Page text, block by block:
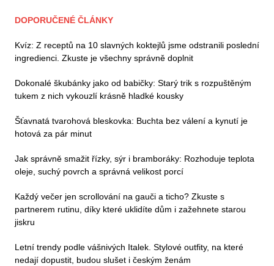
DOPORUČENÉ ČLÁNKY
Kvíz: Z receptů na 10 slavných koktejlů jsme odstranili poslední
ingredienci. Zkuste je všechny správně doplnit
Dokonalé škubánky jako od babičky: Starý trik s rozpuštěným
tukem z nich vykouzlí krásně hladké kousky
Šťavnatá tvarohová bleskovka: Buchta bez válení a kynutí je
hotová za pár minut
Jak správně smažit řízky, sýr i bramboráky: Rozhoduje teplota
oleje, suchý povrch a správná velikost porcí
Každý večer jen scrollování na gauči a ticho? Zkuste s
partnerem rutinu, díky které uklidíte dům i zažehnete starou
jiskru
Letní trendy podle vášnivých Italek. Stylové outfity, na které
nedají dopustit, budou slušet i českým ženám